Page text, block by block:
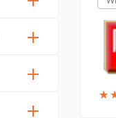
★
★